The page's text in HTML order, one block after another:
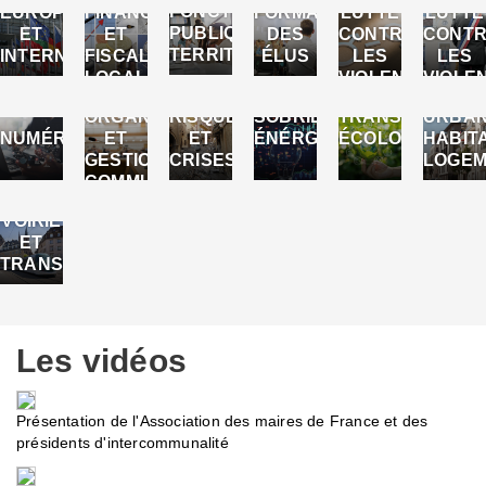
EUROPE
ET
INTERNATIONAL
FINANCES
ET
FISCALITÉ
LOCALES
FONCTION
PUBLIQUE
TERRITORIALE
FORMATIONS
DES
ÉLUS
LUTTE
CONTRE
LES
VIOLENCES
AUX
FEMMES
LUTTE
LES
LES
ÉLUS
NUMÉRIQUE
ORGANISATION
ET
GESTION
COMMUNALE
RISQUES
ET
CRISES
SOBRIÉTÉ
ÉNÉRGETIQUE
TRANSITION
ÉCOLOGIQUE
VOIRIE
ET
TRANSPORTS
Les vidéos
Présentation de l'Association des maires de France et des
présidents d'intercommunalité